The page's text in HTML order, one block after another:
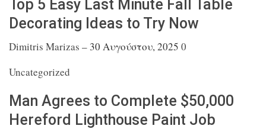
Top 5 Easy Last Minute Fall Table
Decorating Ideas to Try Now
Dimitris Marizas – 30 Αυγούστου, 2025 0
Uncategorized
Man Agrees to Complete $50,000
Hereford Lighthouse Paint Job